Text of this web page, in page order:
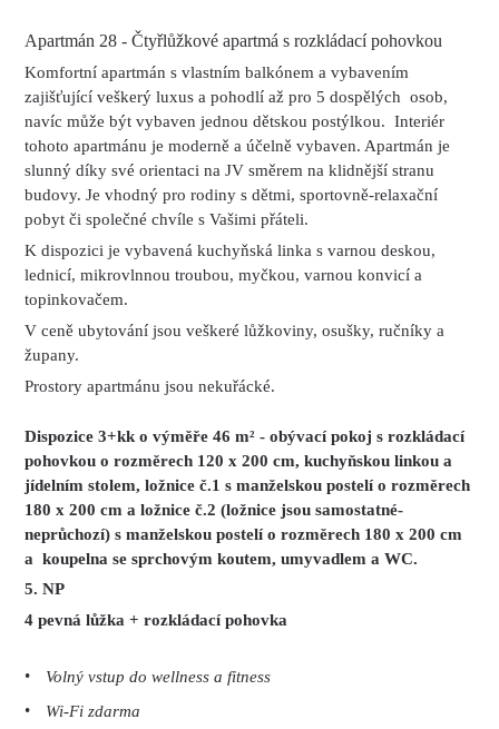
Apartmán 28 - Čtyřlůžkové apartmá s rozkládací pohovkou
Komfortní apartmán s vlastním balkónem a vybavením
zajišťující veškerý luxus a pohodlí až pro 5 dospělých osob,
navíc může být vybaven jednou dětskou postýlkou. Interiér
tohoto apartmánu je moderně a účelně vybaven. Apartmán je
slunný díky své orientaci na JV směrem na klidnější stranu
budovy. Je vhodný pro rodiny s dětmi, sportovně-relaxační
pobyt či společné chvíle s Vašimi přáteli.
K dispozici je vybavená kuchyňská linka s varnou deskou,
lednicí, mikrovlnnou troubou, myčkou, varnou konvicí a
topinkovačem.
V ceně ubytování jsou veškeré lůžkoviny, osušky, ručníky a
župany.
Prostory apartmánu jsou nekuřácké.
Dispozice 3+kk o výměře 46 m² - obývací pokoj s rozkládací
pohovkou o rozměrech 120 x 200 cm, kuchyňskou linkou a
jídelním stolem, ložnice č.1 s manželskou postelí o rozměrech
180 x 200 cm a ložnice č.2 (ložnice jsou samostatné-
neprůchozí) s manželskou postelí o rozměrech 180 x 200 cm
a koupelna se sprchovým koutem, umyvadlem a WC.
5. NP
4 pevná lůžka + rozkládací pohovka
Volný vstup do wellness a fitness
Wi-Fi zdarma